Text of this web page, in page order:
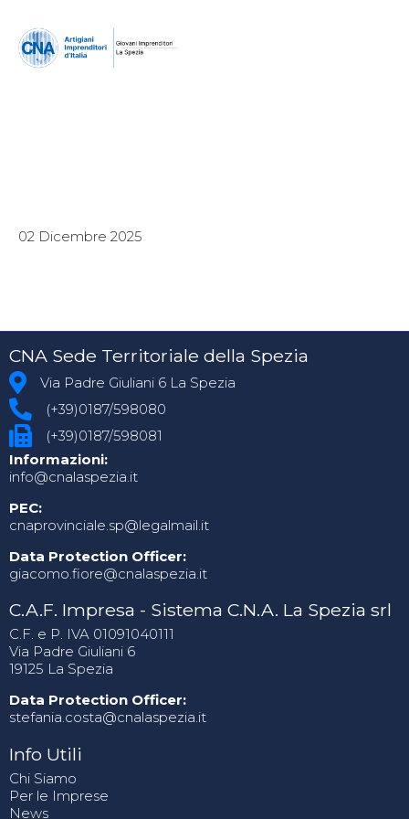
02 Dicembre 2025
CNA Sede Territoriale della Spezia
Via Padre Giuliani 6 La Spezia
(+39)0187/598080
(+39)0187/598081
Informazioni:
info@cnalaspezia.it
PEC:
cnaprovinciale.sp@legalmail.it
Data Protection Officer:
giacomo.fiore@cnalaspezia.it
C.A.F. Impresa - Sistema C.N.A. La Spezia srl
C.F. e P. IVA 01091040111
Via Padre Giuliani 6
19125 La Spezia
Data Protection Officer:
stefania.costa@cnalaspezia.it
Info Utili
Chi Siamo
Per le Imprese
News